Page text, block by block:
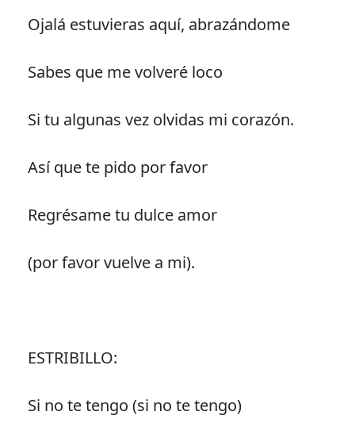
Ojalá estuvieras aquí, abrazándome
Sabes que me volveré loco
Si tu algunas vez olvidas mi corazón.
Así que te pido por favor
Regrésame tu dulce amor
(por favor vuelve a mi).
ESTRIBILLO:
Si no te tengo (si no te tengo)